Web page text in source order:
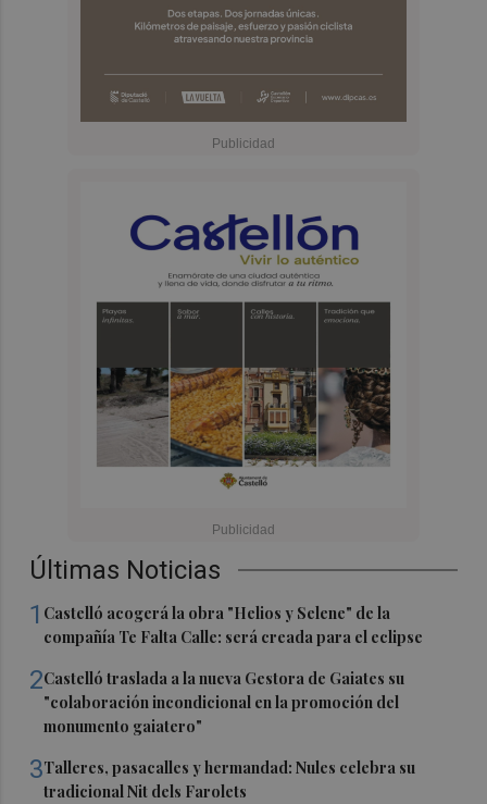
Últimas Noticias
1 Castelló acogerá la obra "Helios y Selene" de la
compañía Te Falta Calle: será creada para el eclipse
2Castelló traslada a la nueva Gestora de Gaiates su
"colaboración incondicional en la promoción del
monumento gaiatero"
3Talleres, pasacalles y hermandad: Nules celebra su
tradicional Nit dels Farolets